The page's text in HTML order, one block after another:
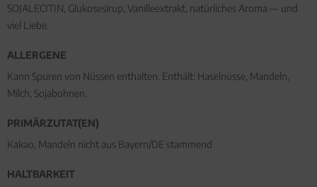
SOJALECITIN, Glukosesirup, Vanilleextrakt, natürliches Aroma — und
viel Liebe.
ALLERGENE
Kann Spuren von Nüssen enthalten. Enthält: Haselnüsse, Mandeln,
Milch, Sojabohnen.
PRIMÄRZUTAT(EN)
Kakao, Mandeln nicht aus Bayern/DE stammend
HALTBARKEIT